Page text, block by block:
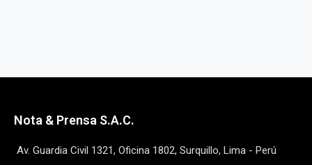
Nota & Prensa S.A.C.
Av. Guardia Civil 1321, Oficina 1802, Surquillo, Lima - Perú